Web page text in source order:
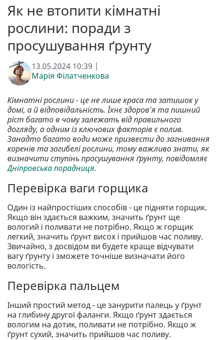
Як не втопити кімнатні
рослини: поради з
просушування ґрунту
13.05.2024 10:39 |
Марія Філатченкова
Кімнатні рослини - це не лише краса та затишок у
домі, а й відповідальність. Їхнє здоров'я та пишний
ріст багато в чому залежать від правильного
догляду, а одним із ключових факторів є полив.
Занадто багато води може призвести до загнивання
коренів та загибелі рослини, тому важливо знати, як
визначити ступінь просушування ґрунту, повідомляє
Дніпровська порадниця.
Перевірка ваги горщика
Один із найпростіших способів - це підняти горщик.
Якщо він здається важким, значить ґрунт ще
вологий і поливати не потрібно. Якщо ж горщик
легкий, значить ґрунт висох і прийшов час поливу.
Звичайно, з досвідом ви будете краще відчувати
вагу ґрунту і зможете точніше визначати його
вологість.
Перевірка пальцем
Інший простий метод - це занурити палець у ґрунт
на глибину другої фаланги. Якщо ґрунт здається
вологим на дотик, поливати не потрібно. Якщо ж
ґрунт сухий, значить прийшов час поливу.